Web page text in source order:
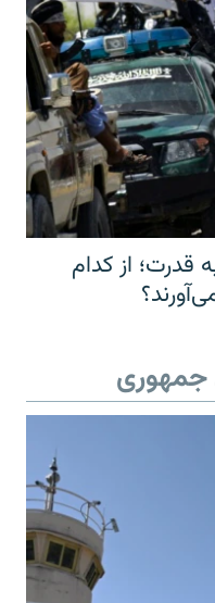
قدرت؛ از کدام
جمهوری